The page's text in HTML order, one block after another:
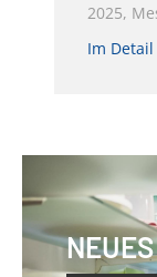
2025,
Im
NEUES